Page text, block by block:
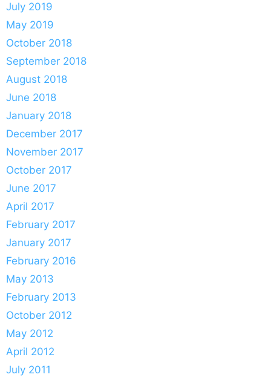
July 2019
May 2019
October 2018
September 2018
August 2018
June 2018
January 2018
December 2017
November 2017
October 2017
June 2017
April 2017
February 2017
January 2017
February 2016
May 2013
February 2013
October 2012
May 2012
April 2012
July 2011